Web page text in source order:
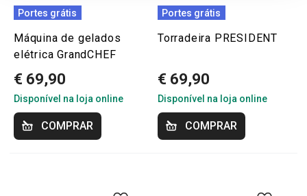
Portes grátis
Máquina de gelados
elétrica GrandCHEF
€ 69,90
Disponível na loja online
COMPRAR
Portes grátis
Torradeira PRESIDENT
€ 69,90
Disponível na loja online
COMPRAR